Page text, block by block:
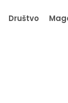
Društvo